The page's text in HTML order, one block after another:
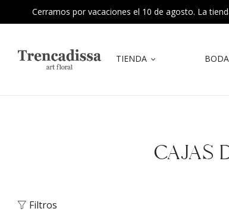
Cerramos por vacaciones el 10 de agosto. La
TIENDA
CAJAS
Filtros